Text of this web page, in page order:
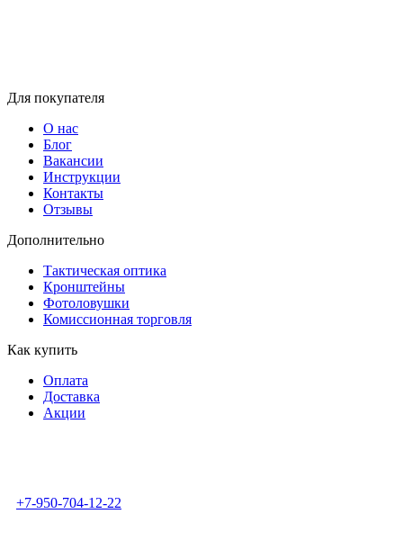
Для покупателя
О нас
Блог
Вакансии
Инструкции
Контакты
Отзывы
Дополнительно
Тактическая оптика
Кронштейны
Фотоловушки
Комиссионная торговля
Как купить
Оплата
Доставка
Акции
+7-950-704-12-22